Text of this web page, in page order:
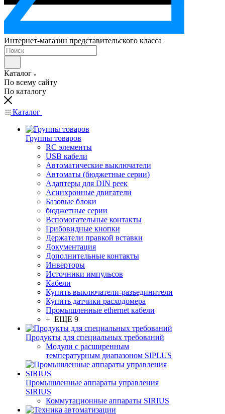
Интернет-магазин представительского класса
Каталог
По всему сайту
По каталогу
Каталог
Группы товаров
RC элементы
USB кабели
Автоматические выключатели
Автоматы (бюджетные серии)
Адаптеры для DIN реек
Асинхронные двигатели
Базовые блоки
бюджетные серии
Вспомогательные контакты
Грибовидные кнопки
Держатели правкой вставки
Документация
Дополнительные контакты
Инверторы
Источники импульсов
Кабели
Купить выключатели-разъединители
Купить датчики расходомера
Промышленные ethernet кабели
+ ЕЩЕ 9
Продукты для специальных требований
Модули с расширенным
температурным диапазоном SIPLUS
Промышленные аппараты управления
SIRIUS
Коммутационные аппараты SIRIUS